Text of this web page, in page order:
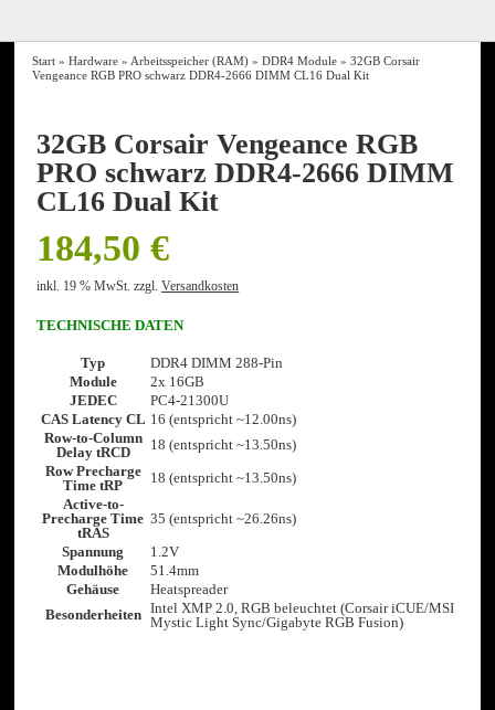
Start »Hardware » Arbeitsspeicher (RAM) »DDR4 Module » 32GB Corsair
Vengeance RGB PRO schwarz DDR4-2666 DIMM CL16 Dual Kit
32GB Corsair Vengeance RGB
PRO schwarz DDR4-2666 DIMM
CL16 Dual Kit
184,50€
inkl. 19 % MwSt. zzgl. Versandkosten
TECHNISCHE DATEN
Typ
DDR4 DIMM 288-Pin
Module
2x 16GB
JEDEC
PC4-21300U
CAS Latency CL 16 (entspricht ~12.00ns)
Row-to-Column
Delay tRCD
18 (entspricht ~13.50ns)
Row Precharge
Time tRP
18 (entspricht ~13.50ns)
Active-to-
Precharge Time
tRAS
35 (entspricht ~26.26ns)
Spannung
1.2V
Modulhöhe
51.4mm
Gehäuse
Heatspreader
Besonderheiten Intel XMP 2.0, RGB beleuchtet (Corsair iCUE/​MSI
Mystic Light Sync/​Gigabyte RGB Fusion)